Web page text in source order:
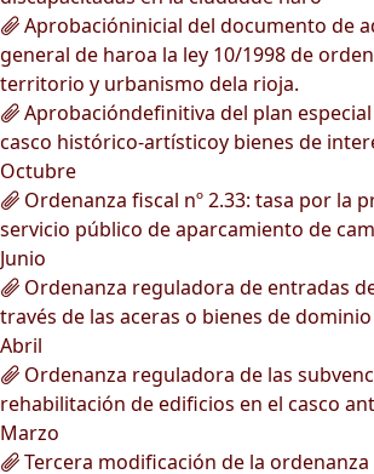
Aprobacióninicial del documento de
general de haroa la ley 10/1998 de
territorio y urbanismo dela rioja.
Aprobacióndefinitiva del plan
casco histórico-artísticoy bienes de
Octubre
Ordenanza fiscal nº 2.33: tasa por la
servicio público de aparcamiento de
Junio
Ordenanza reguladora de entradas
través de las aceras o bienes de
Abril
Ordenanza reguladora de las
rehabilitación de edificios en el casco
Marzo
Tercera modificación de la